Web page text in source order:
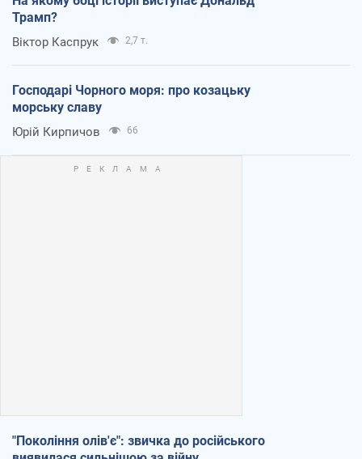
Трамп?
Віктор Каспрук 2,7 т.
Господарі Чорного моря: про козацьку
морську славу
Юрій Кирпичов 66
"Покоління олів'є": звичка до російського